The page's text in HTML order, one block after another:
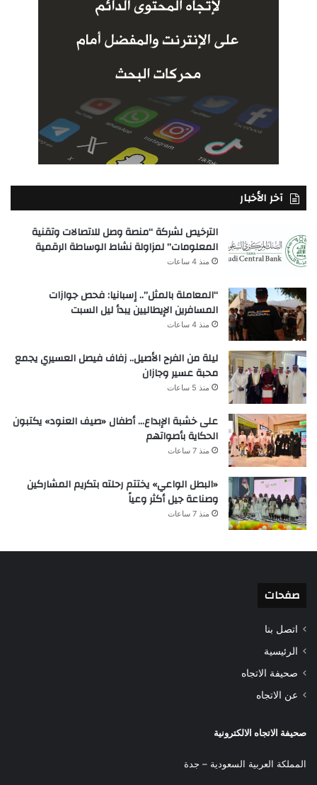
آخر الأخبار
الترخيص لشركة “منصة وصل للاتصالات وتقنية
المعلومات” لمزاولة نشاط الوساطة الرقمية
منذ 4 ساعات
“المعاملة بالمثل”.. إسبانيا: فحص جوازات
المسافرين الإيطاليين يبدأ ليل السبت
منذ 4 ساعات
ليلة من الفرح الأصيل.. زفاف فيصل العسيري يجمع
محبة عسير وجازان
منذ 5 ساعات
على خشبة الإبداع… أطفال «صيف العنود» يكتبون
الحكاية بأصواتهم
منذ 7 ساعات
«البطل الواعي» يختتم رحلته بتكريم المشاركين
وصناعة جيل أكثر وعياً
منذ 7 ساعات
صفحات
اتصل بنا
الرئيسية
صحيفة الاتجاه
عن الاتجاه
صحيفة الاتجاه الالكترونية
المملكة العربية السعودية – جدة